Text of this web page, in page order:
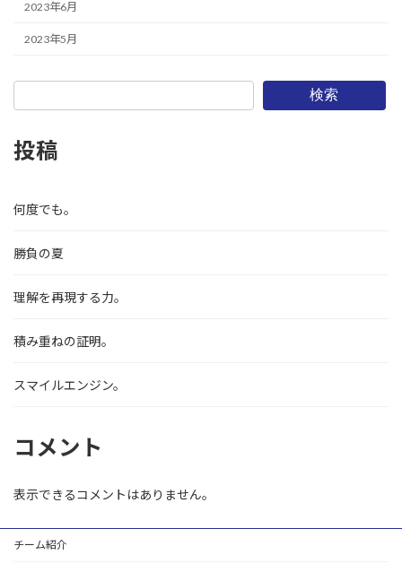
2023年6月
2023年5月
検索
投稿
何度でも。
勝負の夏
理解を再現する力。
積み重ねの証明。
スマイルエンジン。
コメント
表示できるコメントはありません。
チーム紹介